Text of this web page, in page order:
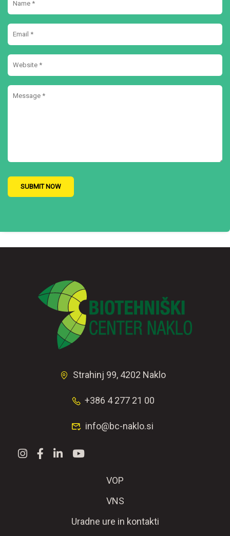
Strahinj 99, 4202 Naklo
+386 4 277 21 00
info@bc-naklo.si
VOP
VNS
Uradne ure in kontakti